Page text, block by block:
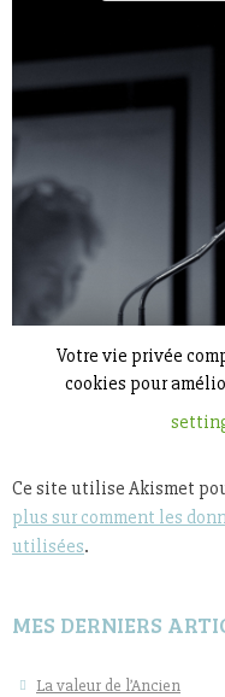
Ce site utilise Akismet
plus sur comment les
utilisées.
MES DERNIERS
La valeur de l’Ancien